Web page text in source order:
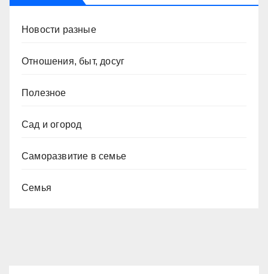
Новости разные
Отношения, быт, досуг
Полезное
Сад и огород
Саморазвитие в семье
Семья